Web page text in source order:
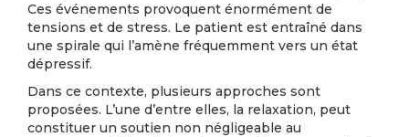
Ces événements provoquent énormément de
tensions et de stress. Le patient est entraîné dans
une spirale qui l’amène fréquemment vers un état
dépressif.
Dans ce contexte, plusieurs approches sont
proposées. L’une d’entre elles, la relaxation, peut
constituer un soutien non négligeable au